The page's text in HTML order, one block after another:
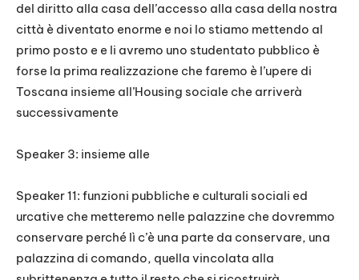
del diritto alla casa dell’accesso alla casa della nostra
città è diventato enorme e noi lo stiamo mettendo al
primo posto e e li avremo uno studentato pubblico è
forse la prima realizzazione che faremo è l’upere di
Toscana insieme all’Housing sociale che arriverà
successivamente
Speaker 3: insieme alle
Speaker 11: funzioni pubbliche e culturali sociali ed
urcative che metteremo nelle palazzine che dovremmo
conservare perché lì c’è una parte da conservare, una
palazzina di comando, quella vincolata alla